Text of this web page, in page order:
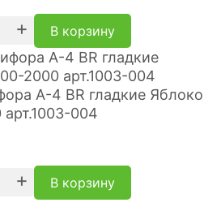
+ В корзину
A-4 BR гладкие Яблоко
004
+ В корзину